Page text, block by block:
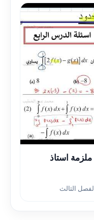
ملزمة استاذ
الثالث